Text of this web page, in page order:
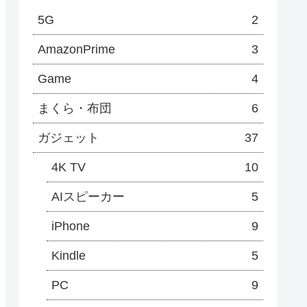
5G 2
AmazonPrime 3
Game 4
まくら・布団 6
ガジェット 37
4K TV 10
AIスピーカー 5
iPhone 9
Kindle 5
PC 9